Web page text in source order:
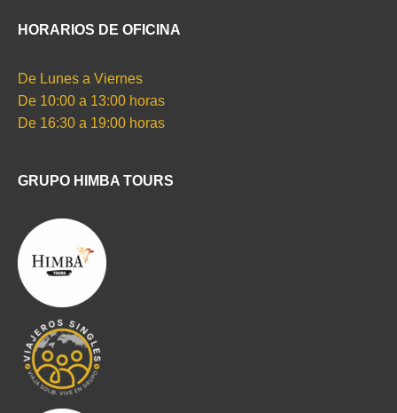
HORARIOS DE OFICINA
De Lunes a Viernes
De 10:00 a 13:00 horas
De 16:30 a 19:00 horas
GRUPO HIMBA TOURS